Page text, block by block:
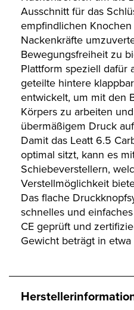
Ausschnitt für das
empfindlichen
Nackenkräfte
Bewegungsfreiheit zu
Plattform speziell dafür
geteilte hintere
entwickelt, um mit den
Körpers zu arbeiten
übermäßigem Druck
Damit das Leatt 6.5
optimal sitzt, kann es
Schiebeverstellern,
Verstellmöglichkeit
Das flache
schnelles und
CE geprüft und
Gewicht beträgt in